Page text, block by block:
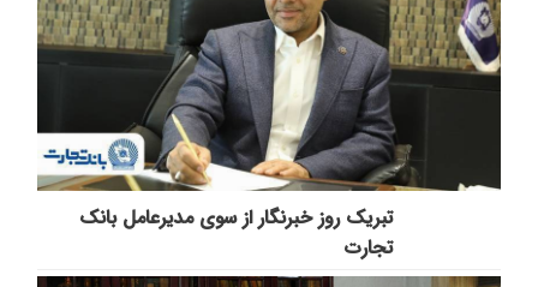
تبریک روز خبرنگار از سوی مدیرعامل بانک
تجارت